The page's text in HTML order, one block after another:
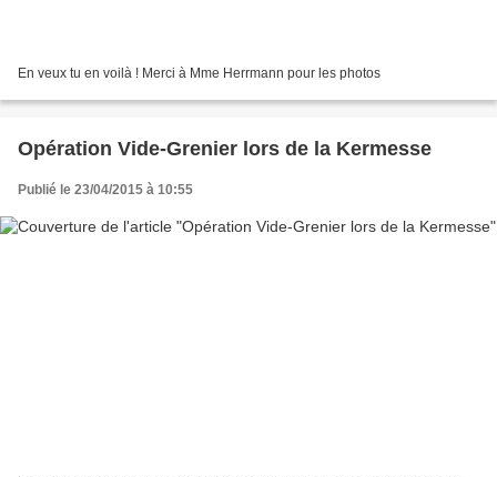
En veux tu en voilà ! Merci à Mme Herrmann pour les photos
Opération Vide-Grenier lors de la Kermesse
Publié le 23/04/2015 à 10:55